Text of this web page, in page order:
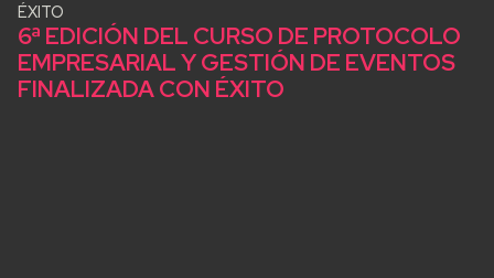
ÉXITO
6ª EDICIÓN DEL CURSO DE PROTOCOLO
EMPRESARIAL Y GESTIÓN DE EVENTOS
FINALIZADA CON ÉXITO